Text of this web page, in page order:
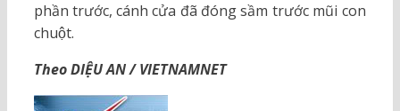
phần trước, cánh cửa đã đóng sầm trước mũi con
chuột.
Theo DIỆU AN / VIETNAMNET